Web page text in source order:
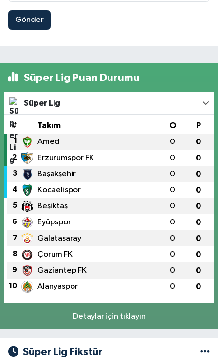
Gönder
Süper Lig Puan Durumu
Süper Lig
# Takım O P
1 Amed 0 0
2 Erzurumspor FK 0 0
3 Başakşehir 0 0
4 Kocaelispor 0 0
5 Beşiktaş 0 0
6 Eyüpspor 0 0
7 Galatasaray 0 0
8 Çorum FK 0 0
9 Gaziantep FK 0 0
10 Alanyaspor 0 0
Detaylar için tıklayın
Süper Lig Fikstür